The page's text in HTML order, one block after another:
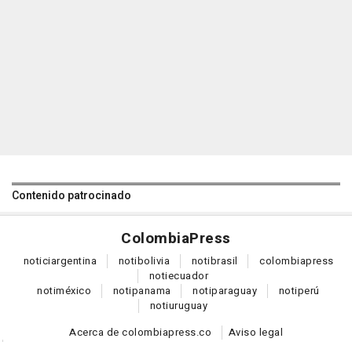
Contenido patrocinado
ColombiaPress
noticiargentina notibolivia notibrasil colombiapress
notiecuador
notiméxico notipanama notiparaguay notiperú
notiuruguay
Acerca de colombiapress.co
Aviso legal